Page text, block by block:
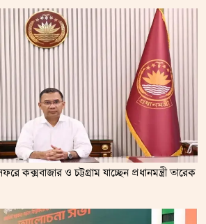
কক্সবাজার ও চট্টগ্রাম যাচ্ছেন প্রধানমন্ত্রী তারেক